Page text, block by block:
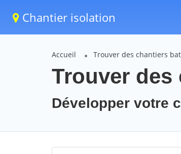
Chantier isolation
Accueil Trouver des chantiers
Trouver des
Développer votre